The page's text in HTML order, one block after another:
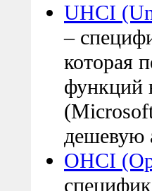
UHCI
–
которая
функций
дешевую
OHCI